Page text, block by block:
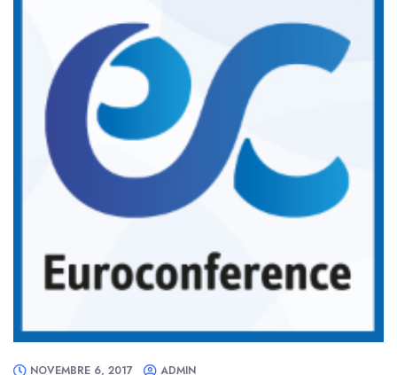
NOVEMBRE 6, 2017 ADMIN